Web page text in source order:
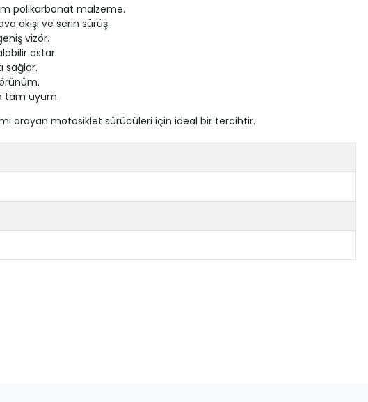
polikarbonat malzeme.
akışı ve serin sürüş.
vizör.
astar.
sağlar.
tam uyum.
arayan motosiklet sürücüleri için ideal bir tercihtir.